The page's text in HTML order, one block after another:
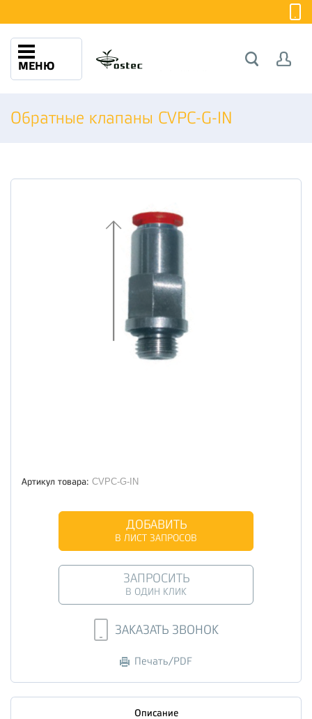
МЕНЮ
Обратные клапаны CVPC-G-IN
Артикул товара: CVPC-G-IN
ДОБАВИТЬ
В ЛИСТ ЗАПРОСОВ
ЗАПРОСИТЬ
В ОДИН КЛИК
ЗАКАЗАТЬ ЗВОНОК
Печать/PDF
Описание